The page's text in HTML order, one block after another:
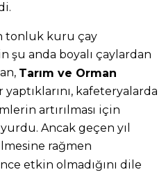
tonluk kuru çay
anda boyalı çaylardan
Tarım ve Orman
kafeteryalarda
artırılması için
Ancak geçen yıl
rağmen
etkin olmadığını dile